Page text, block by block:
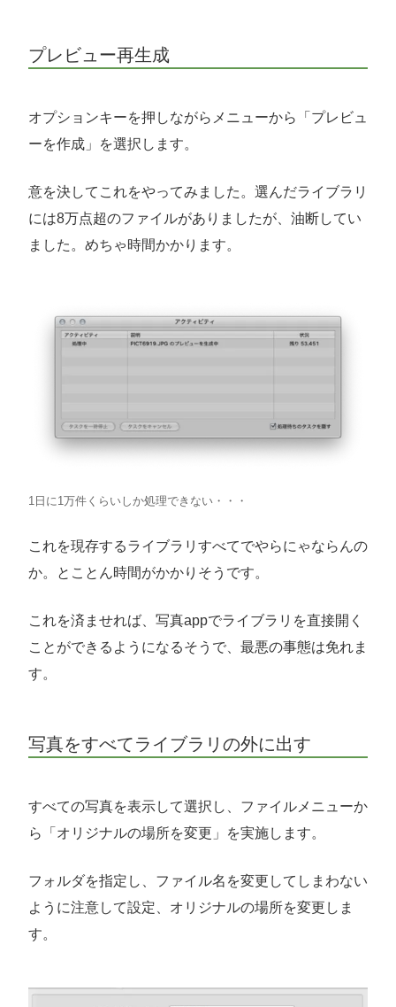
プレビュー再生成
オプションキーを押しながらメニューから「プレビュ
ーを作成」を選択します。
意を決してこれをやってみました。選んだライブラリ
には8万点超のファイルがありましたが、油断してい
ました。めちゃ時間かかります。
1日に1万件くらいしか処理できない・・・
これを現存するライブラリすべてでやらにゃならんの
か。とことん時間がかかりそうです。
これを済ませれば、写真appでライブラリを直接開く
ことができるようになるそうで、最悪の事態は免れま
す。
写真をすべてライブラリの外に出す
すべての写真を表示して選択し、ファイルメニューか
ら「オリジナルの場所を変更」を実施します。
フォルダを指定し、ファイル名を変更してしまわない
ように注意して設定、オリジナルの場所を変更しま
す。